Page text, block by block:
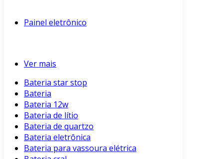
Painel eletrônico
Ver mais
Bateria star stop
Bateria
Bateria 12w
Bateria de lítio
Bateria de quartzo
Bateria eletrônica
Bateria para vassoura elétrica